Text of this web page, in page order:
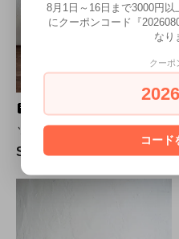
ック （２）
SOLD OUT
8月1日～16日まで3000円
にクーポンコード『
なり
クーポ
コード